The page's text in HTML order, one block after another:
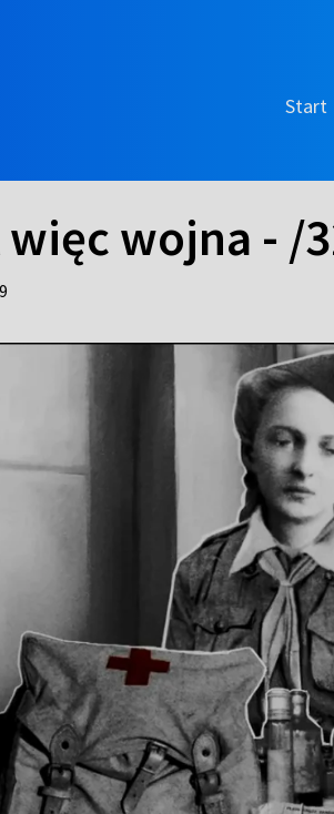
Start
więc wojna - /